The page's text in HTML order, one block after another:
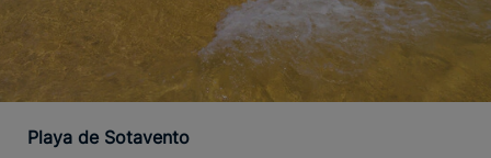
Playa de Sotavento